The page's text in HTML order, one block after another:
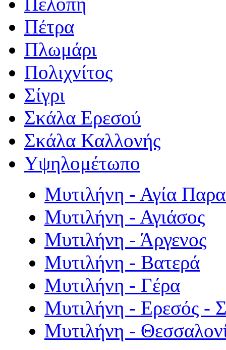
Πέτρα
Πλωμάρι
Πολιχνίτος
Σίγρι
Σκάλα Ερεσού
Σκάλα Καλλονής
Υψηλομέτωπο
Μυτιλήνη - Αγία
Μυτιλήνη - Αγιάσος
Μυτιλήνη - Άργενος
Μυτιλήνη - Βατερά
Μυτιλήνη - Γέρα
Μυτιλήνη - Ερεσός -
Μυτιλήνη -